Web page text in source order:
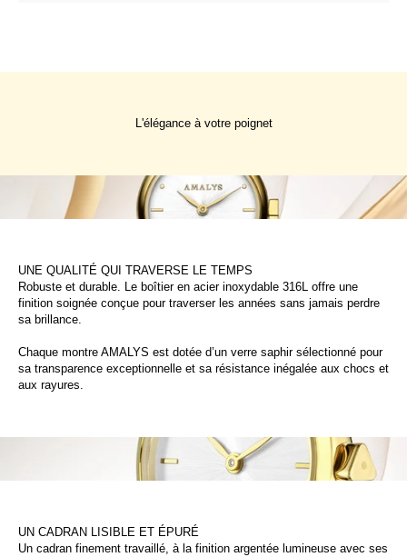
L'élégance à votre poignet
UNE QUALITÉ QUI TRAVERSE LE TEMPS
Robuste et durable. Le boîtier en acier inoxydable 316L offre une
finition soignée conçue pour traverser les années sans jamais perdre
sa brillance.
Chaque montre AMALYS est dotée d’un verre saphir sélectionné pour
sa transparence exceptionnelle et sa résistance inégalée aux chocs et
aux rayures.
UN CADRAN LISIBLE ET ÉPURÉ
Un cadran finement travaillé, à la finition argentée lumineuse avec ses